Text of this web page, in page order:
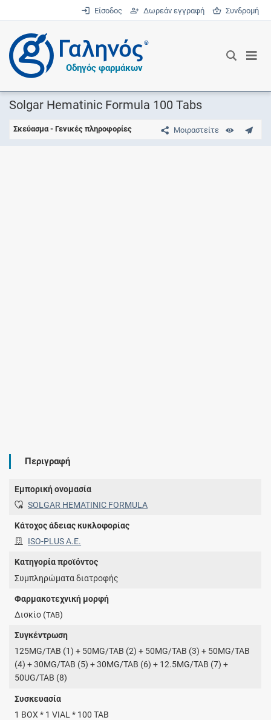
Είσοδος Δωρεάν εγγραφή Συνδρομή
®
Οδηγός φαρμάκων
Solgar Hematinic Formula 100 Tabs
Μοιραστείτε
Σκεύασμα - Γενικές πληροφορίες
Περιγραφή
Εμπορική ονομασία
SOLGAR HEMATINIC FORMULA
Κάτοχος άδειας κυκλοφορίας
ISO-PLUS Α.Ε.
Κατηγορία προϊόντος
Συμπληρώματα διατροφής
Φαρμακοτεχνική μορφή
Δισκίο (TAB)
Συγκέντρωση
125MG/TAB (1) + 50MG/TAB (2) + 50MG/TAB (3) + 50MG/TAB
(4) + 30MG/TAB (5) + 30MG/TAB (6) + 12.5MG/TAB (7) +
50UG/TAB (8)
Συσκευασία
1 BOX * 1 VIAL * 100 TAB